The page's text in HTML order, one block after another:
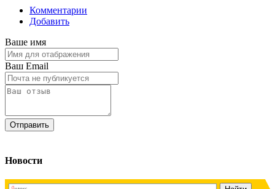
Комментарии
Добавить
Ваше имя
Ваш Email
Новости